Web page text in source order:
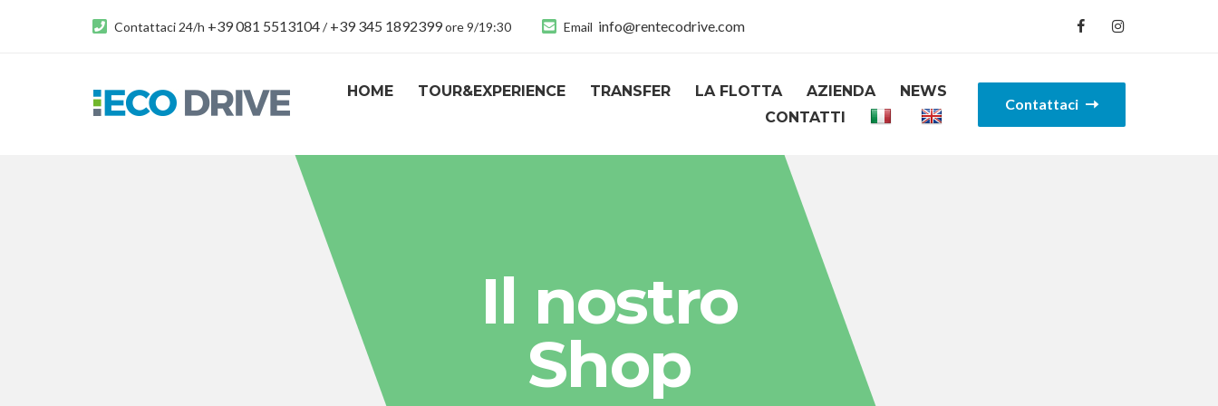
Contattaci 24/h +39 081 5513104/+39 345 1892399ore 9/19:30 Email info@rentecodrive.com
HOME TOUR&EXPERIENCE TRANSFER LA FLOTTA AZIENDA
NEWS
CONTATTI
Contattaci
Il nostro
Shop